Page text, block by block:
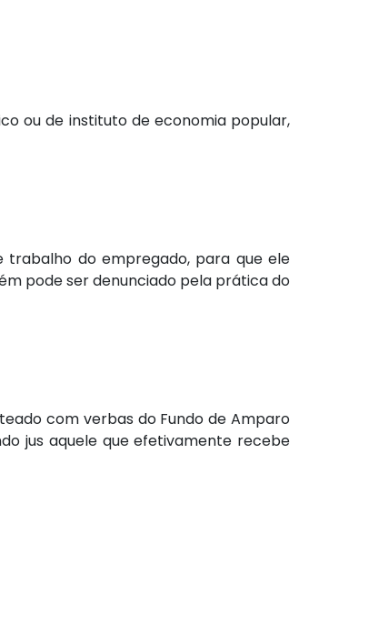
ou de instituto de economia popular,
trabalho do empregado, para que ele
pode ser denunciado pela prática do
com verbas do Fundo de Amparo
jus aquele que efetivamente recebe